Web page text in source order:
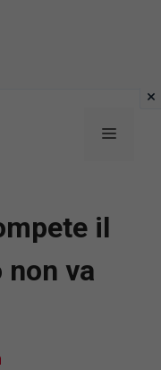
Menu
il
non va